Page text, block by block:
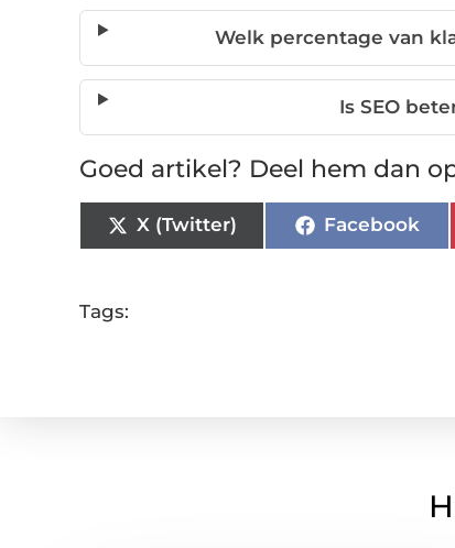
Welk percentage van
Is SEO
Goed artikel? Deel hem dan
X (Twitter) Facebook
Tags: